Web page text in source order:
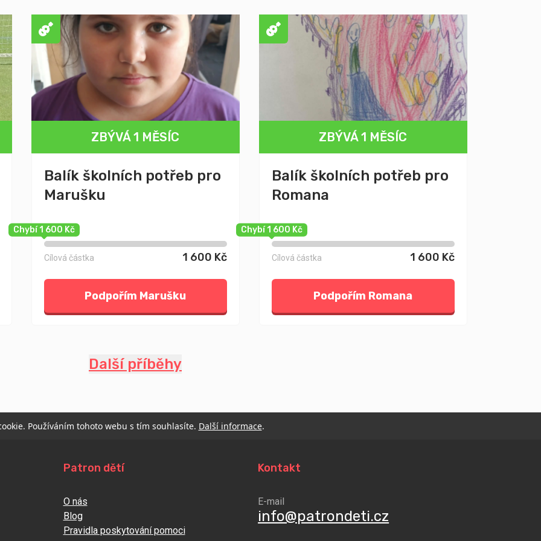
ZBÝVÁ 1 MĚSÍC
Balík školních potřeb pro
Marušku
Chybí 1 600 Kč
Cílová částka 1 600 Kč
Podpořím Marušku
ZBÝVÁ 1 MĚSÍC
Balík školních potřeb pro
Romana
Chybí 1 600 Kč
Cílová částka 1 600 Kč
Podpořím Romana
Další příběhy
Používáním tohoto webu s tím souhlasíte. Další informace.
Patron dětí
O nás
Blog
Pravidla poskytování pomoci
Kontakt
E-mail
info@patrondeti.cz